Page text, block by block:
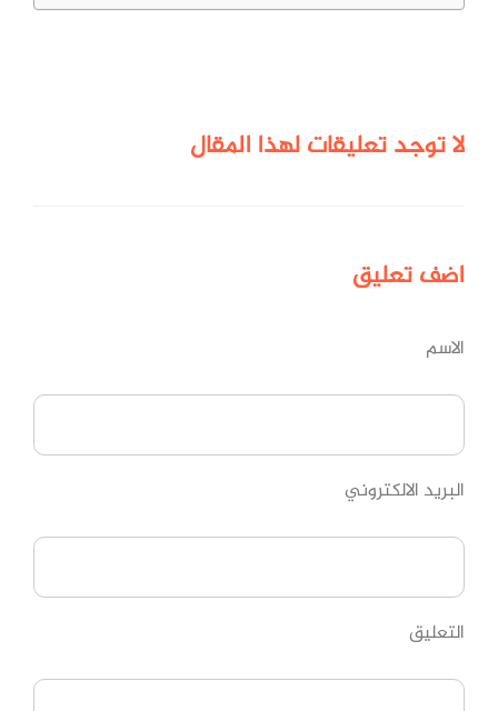
لا توجد تعليقات لهذا المقال
اضفتعليق
الاسم
البريد الالكتروني
التعليق